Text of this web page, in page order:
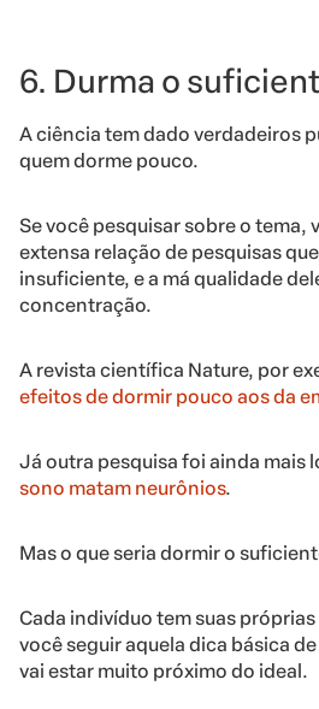
6. Durma o
A ciência tem dado verdadeiros
quem dorme pouco.
Se você pesquisar sobre o tema,
extensa relação de pesquisas
insuficiente, e a má qualidade
concentração.
A revista científica Nature, por
efeitos de dormir pouco aos da
Já outra pesquisa foi ainda mais
sono matam neurônios.
Mas o que seria dormir o
Cada indivíduo tem suas
você seguir aquela dica básica
vai estar muito próximo do ideal.